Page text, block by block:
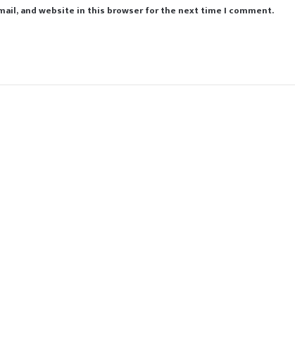
and website in this browser for the next time I comment.